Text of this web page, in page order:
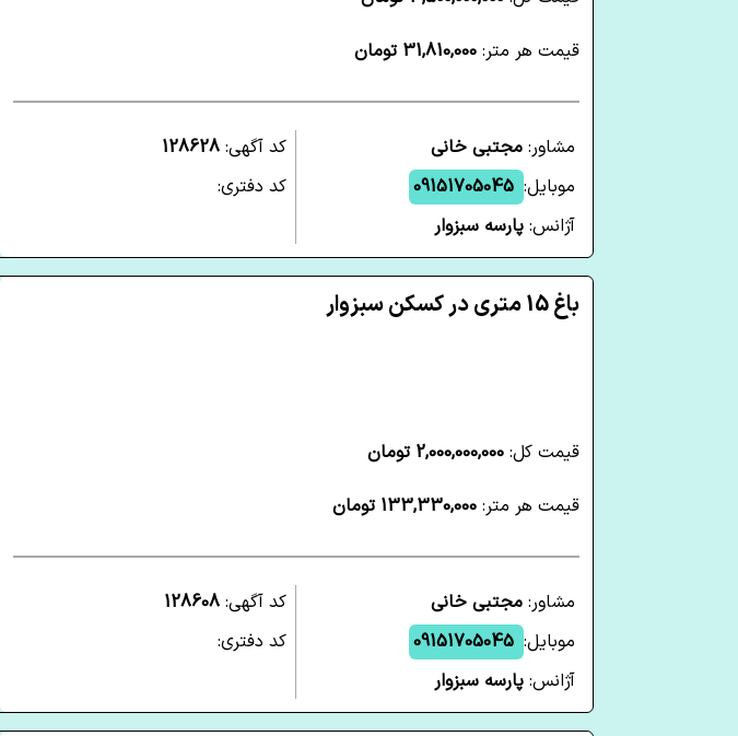
قیمت هر متر: 31,810,000 تومان
مشاور: مجتبی خانی
موبایل: 09151705045
آژانس: پارسه سبزوار
کد آگهی: 128628
کد دفتری:
باغ 15 متری در کسکن سبزوار
قیمت کل: 2,000,000,000 تومان
قیمت هر متر: 133,330,000 تومان
مشاور: مجتبی خانی
موبایل: 09151705045
آژانس: پارسه سبزوار
کد آگهی: 128608
کد دفتری: